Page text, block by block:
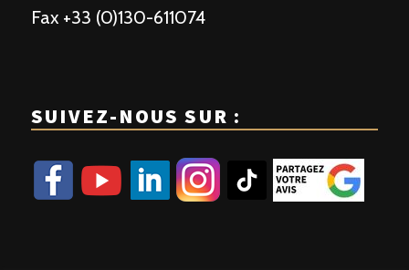
Fax +33 (0)130-611074
SUIVEZ-NOUS SUR :